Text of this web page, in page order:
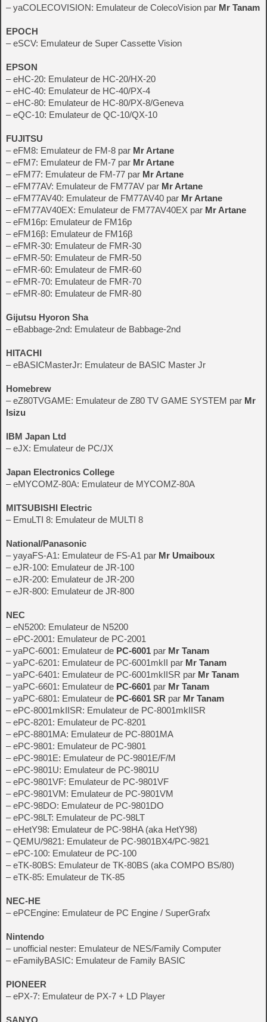
– yaCOLECOVISION: Emulateur de ColecoVision par Mr Tanam
EPOCH
– eSCV: Emulateur de Super Cassette Vision
EPSON
– eHC-20: Emulateur de HC-20/HX-20
– eHC-40: Emulateur de HC-40/PX-4
– eHC-80: Emulateur de HC-80/PX-8/Geneva
– eQC-10: Emulateur de QC-10/QX-10
FUJITSU
– eFM8: Emulateur de FM-8 par Mr Artane
– eFM7: Emulateur de FM-7 par Mr Artane
– eFM77: Emulateur de FM-77 par Mr Artane
– eFM77AV: Emulateur de FM77AV par Mr Artane
– eFM77AV40: Emulateur de FM77AV40 par Mr Artane
– eFM77AV40EX: Emulateur de FM77AV40EX par Mr Artane
– eFM16p: Emulateur de FM16p
– eFM16β: Emulateur de FM16β
– eFMR-30: Emulateur de FMR-30
– eFMR-50: Emulateur de FMR-50
– eFMR-60: Emulateur de FMR-60
– eFMR-70: Emulateur de FMR-70
– eFMR-80: Emulateur de FMR-80
Gijutsu Hyoron Sha
– eBabbage-2nd: Emulateur de Babbage-2nd
HITACHI
– eBASICMasterJr: Emulateur de BASIC Master Jr
Homebrew
– eZ80TVGAME: Emulateur de Z80 TV GAME SYSTEM par Mr
Isizu
IBM Japan Ltd
– eJX: Emulateur de PC/JX
Japan Electronics College
– eMYCOMZ-80A: Emulateur de MYCOMZ-80A
MITSUBISHI Electric
– EmuLTI 8: Emulateur de MULTI 8
National/Panasonic
– yayaFS-A1: Emulateur de FS-A1 par Mr Umaiboux
– eJR-100: Emulateur de JR-100
– eJR-200: Emulateur de JR-200
– eJR-800: Emulateur de JR-800
NEC
– eN5200: Emulateur de N5200
– ePC-2001: Emulateur de PC-2001
– yaPC-6001: Emulateur de PC-6001 par Mr Tanam
– yaPC-6201: Emulateur de PC-6001mkII par Mr Tanam
– yaPC-6401: Emulateur de PC-6001mkIISR par Mr Tanam
– yaPC-6601: Emulateur de PC-6601 par Mr Tanam
– yaPC-6801: Emulateur de PC-6601 SR par Mr Tanam
– ePC-8001mkIISR: Emulateur de PC-8001mkIISR
– ePC-8201: Emulateur de PC-8201
– ePC-8801MA: Emulateur de PC-8801MA
– ePC-9801: Emulateur de PC-9801
– ePC-9801E: Emulateur de PC-9801E/F/M
– ePC-9801U: Emulateur de PC-9801U
– ePC-9801VF: Emulateur de PC-9801VF
– ePC-9801VM: Emulateur de PC-9801VM
– ePC-98DO: Emulateur de PC-9801DO
– ePC-98LT: Emulateur de PC-98LT
– eHetY98: Emulateur de PC-98HA (aka HetY98)
– QEMU/9821: Emulateur de PC-9801BX4/PC-9821
– ePC-100: Emulateur de PC-100
– eTK-80BS: Emulateur de TK-80BS (aka COMPO BS/80)
– eTK-85: Emulateur de TK-85
NEC-HE
– ePCEngine: Emulateur de PC Engine / SuperGrafx
Nintendo
– unofficial nester: Emulateur de NES/Family Computer
– eFamilyBASIC: Emulateur de Family BASIC
PIONEER
– ePX-7: Emulateur de PX-7 + LD Player